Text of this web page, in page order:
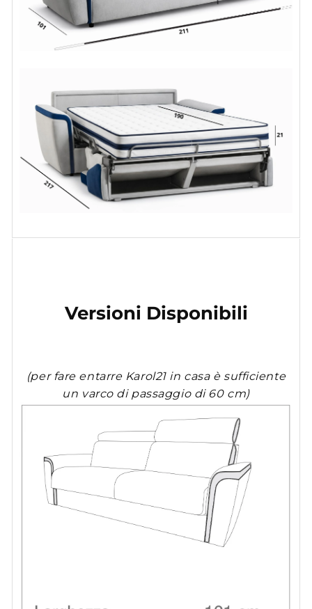
Versioni Disponibili
(per fare entarre Karol21 in casa è sufficiente
un varco di passaggio di 60 cm)